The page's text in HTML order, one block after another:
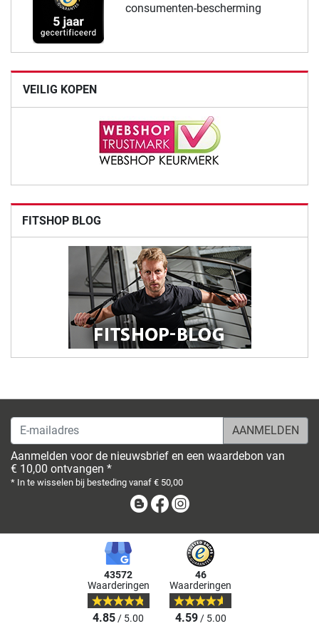
consumenten-bescherming
VEILIG KOPEN
FITSHOP BLOG
E-mailadres
Aanmelden voor de nieuwsbrief en een waardebon van
€ 10,00 ontvangen *
* In te wisselen bij besteding vanaf € 50,00
BlogFacebook
43572
Waarderingen
4.85/ 5.00
46
Waarderingen
4.59/ 5.00